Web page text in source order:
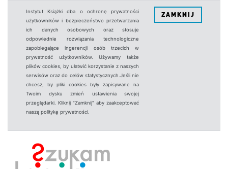
Instytut Książki dba o ochronę prywatności
użytkowników i bezpieczeństwo przetwarzania
ich danych osobowych oraz stosuje
odpowiednie rozwiązania technologiczne
zapobiegające ingerencji osób trzecich w
prywatność użytkowników. Używamy także
plików cookies, by ułatwić korzystanie z naszych
serwisów oraz do celów statystycznych.Jeśli nie
chcesz, by pliki cookies były zapisywane na
Twoim dysku zmień ustawienia swojej
przeglądarki. Kliknij "Zamknij" aby zaakceptować
naszą politykę prywatności.
ZAMKNIJ